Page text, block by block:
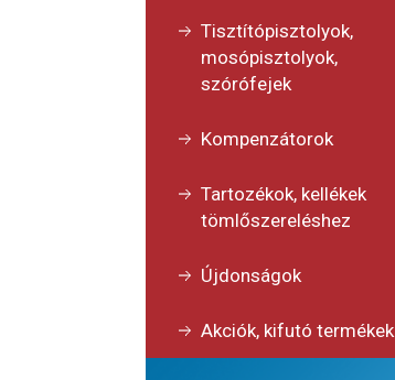
Tisztítópisztolyok,
mosópisztolyok,
szórófejek
Kompenzátorok
Tartozékok, kellékek
tömlőszereléshez
Újdonságok
Akciók, kifutó termékek